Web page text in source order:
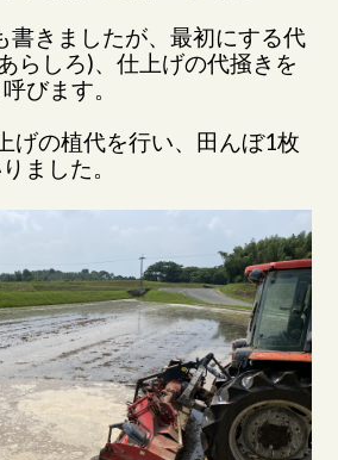
書きましたが、最初にする代
らしろ)、仕上げの代掻きを
びます。
げの植代を行い、田んぼ1枚
ました。